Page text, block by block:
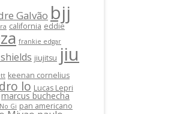
Galvão bjj
california eddie
frankie edgar
jiujitsu jiu
keenan cornelius
lo Lucas Lepri
marcus buchecha
No Gi pan americano